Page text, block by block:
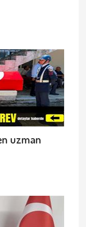
uzman